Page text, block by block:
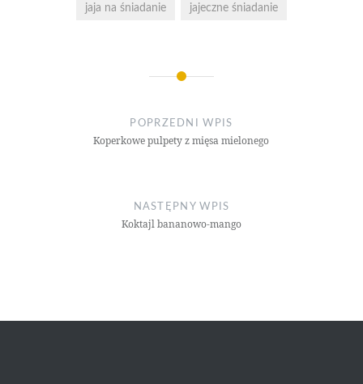
jaja na śniadanie jajeczne śniadanie
POPRZEDNI WPIS
Koperkowe pulpety z mięsa mielonego
NASTĘPNY WPIS
Koktajl bananowo-mango